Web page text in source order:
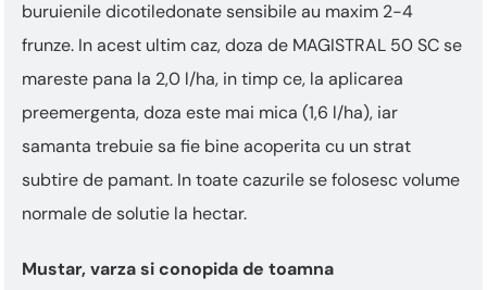
buruienile dicotiledonate sensibile au maxim 2-4
frunze. In acest ultim caz, doza de MAGISTRAL 50 SC se
mareste pana la 2,0 l/ha, in timp ce, la aplicarea
preemergenta, doza este mai mica (1,6 l/ha), iar
samanta trebuie sa fie bine acoperita cu un strat
subtire de pamant. In toate cazurile se folosesc volume
normale de solutie la hectar.
Mustar, varza si conopida de toamna